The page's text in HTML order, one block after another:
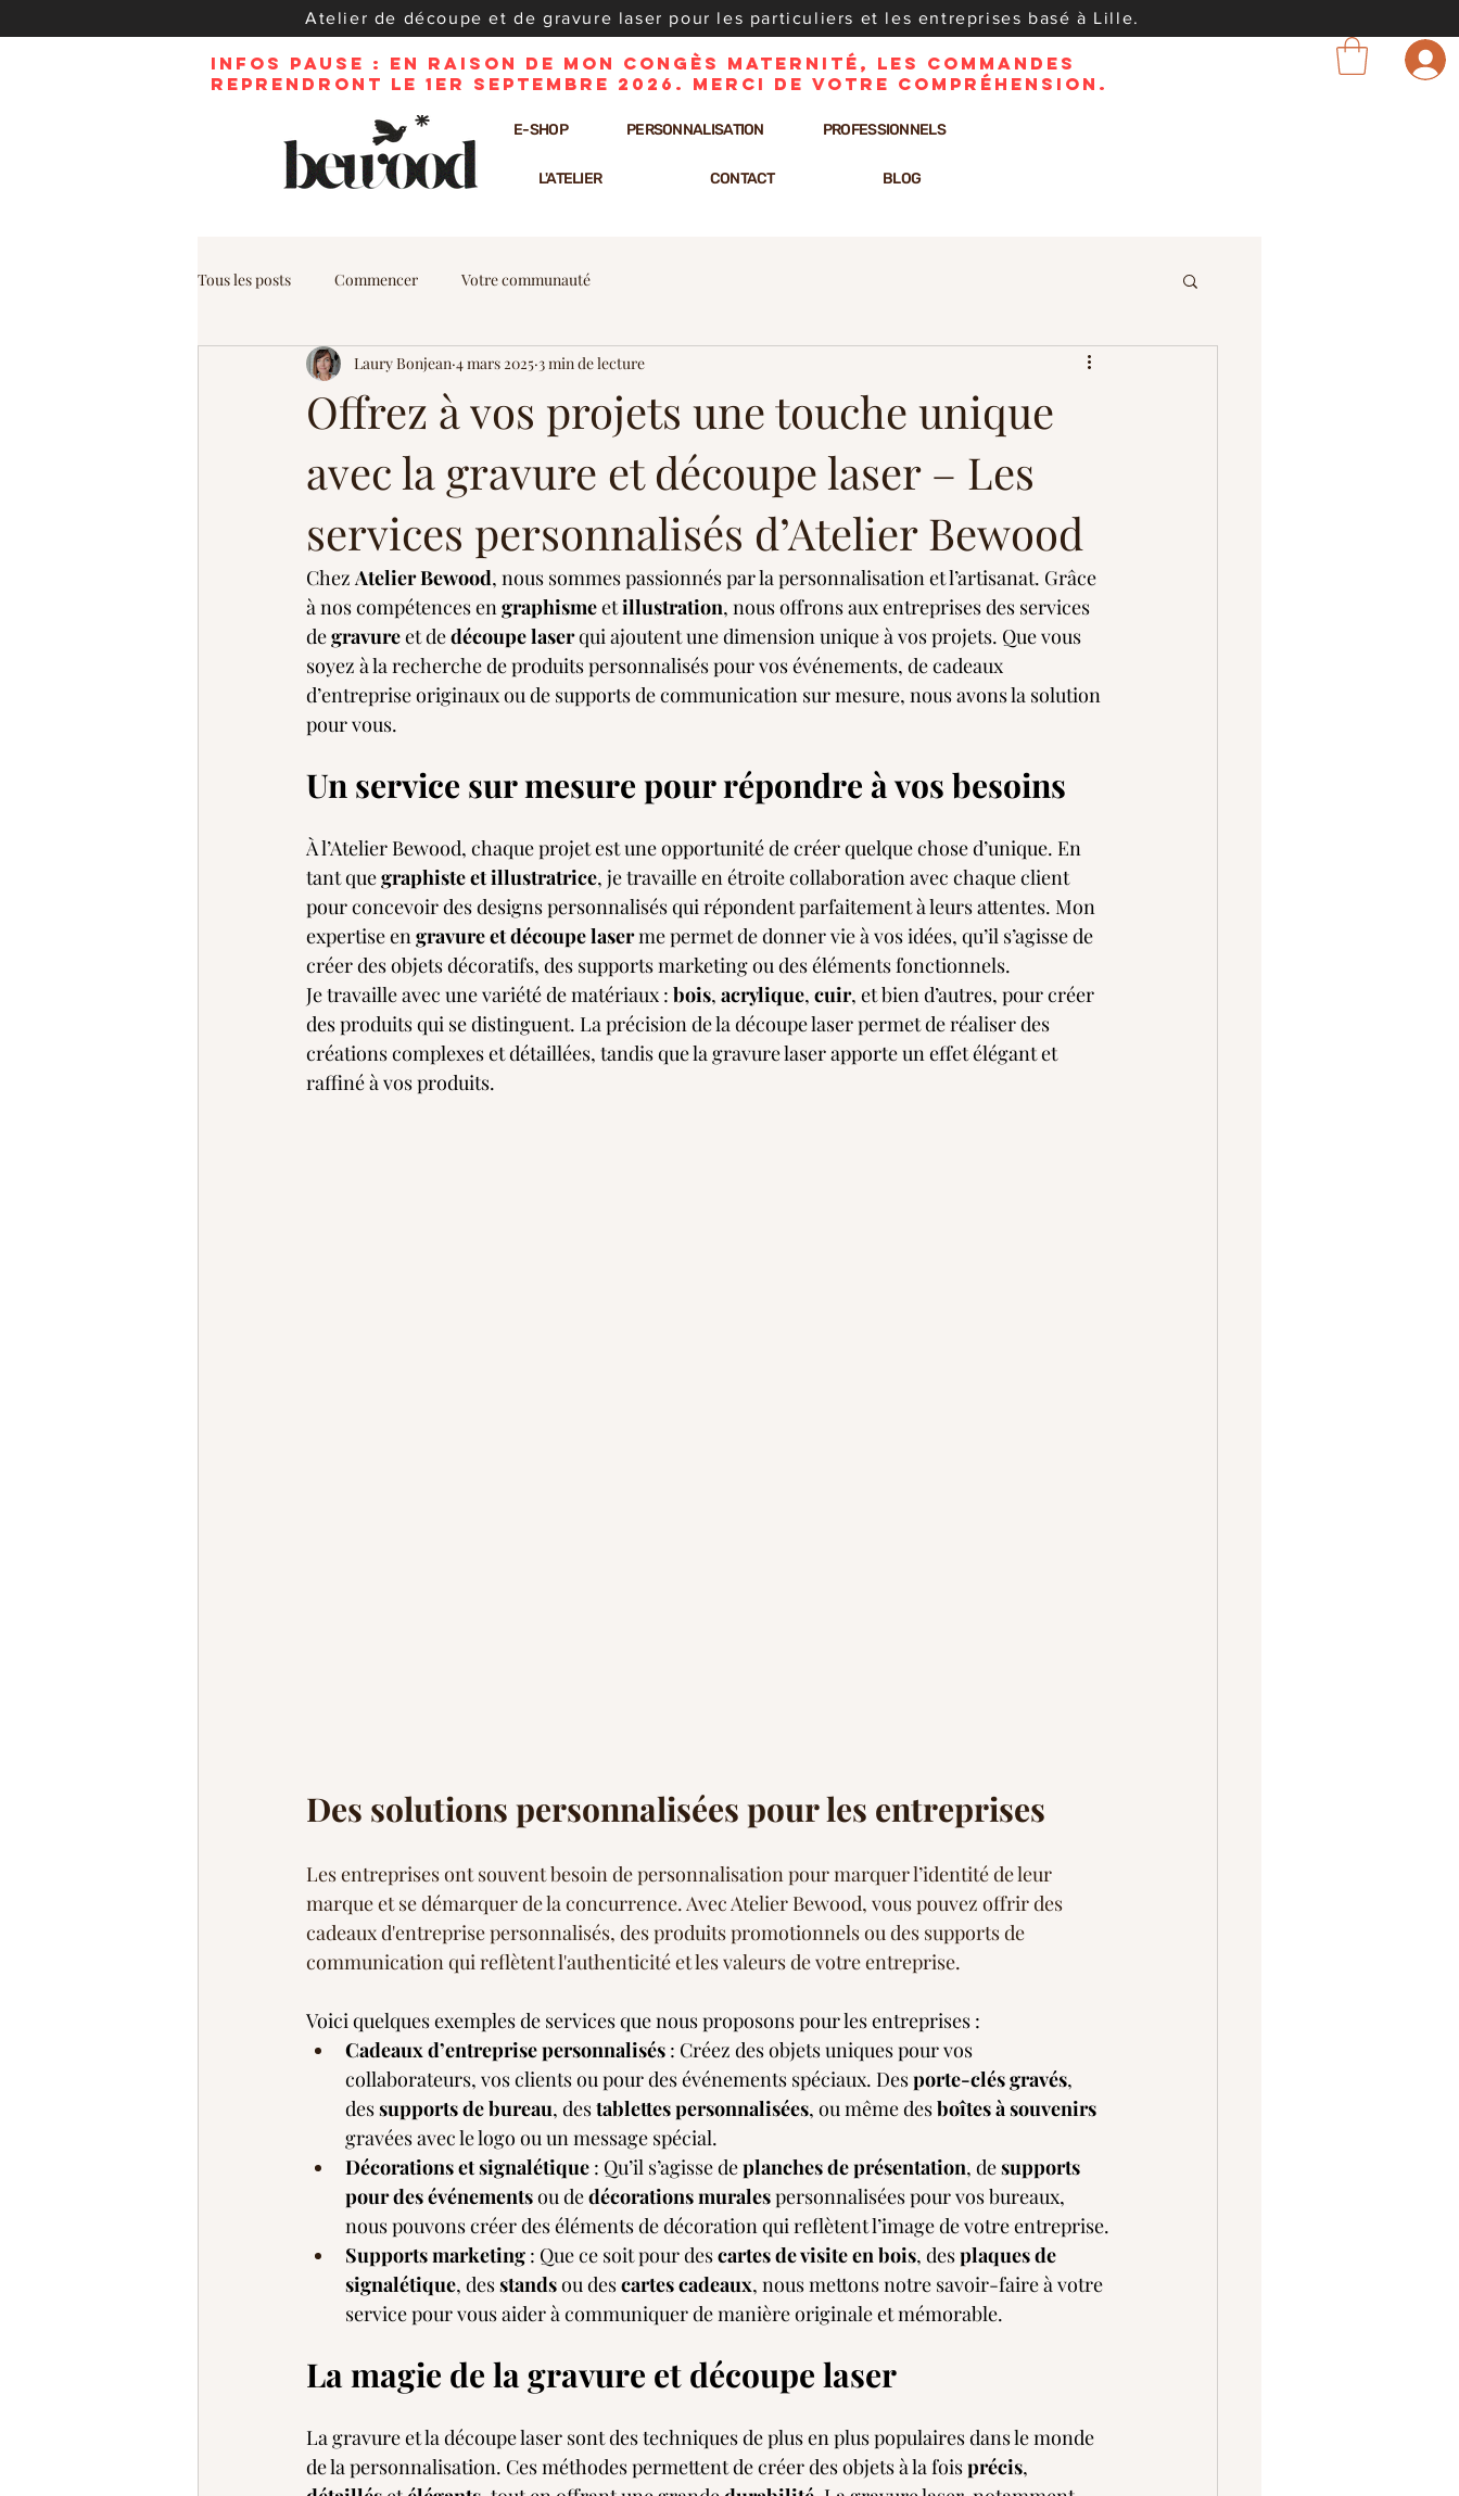
Atelier de découpe et de gravure laser pour les particuliers et les entreprises basé à Lille.
INFOS PAUSE : En raison de mon congès maternité, les commandes
reprendront le 1er septembre 2026. Merci de votre compréhension.
E-SHOP PERSONNALISATION PROFESSIONNELS
L'ATELIER CONTACT BLOG
Tous les posts Commencer Votre communauté
Offrez à vos projets une touche unique
avec la gravure et découpe laser – Les
services personnalisés d’Atelier Bewood
Laury Bonjean 4 mars 2025 3 min de lecture
Chez Atelier Bewood, nous sommes passionnés par la personnalisation et l’artisanat. Grâce
à nos compétences en graphisme et illustration, nous offrons aux entreprises des services
de gravure et de découpe laser qui ajoutent une dimension unique à vos projets. Que vous
soyez à la recherche de produits personnalisés pour vos événements, de cadeaux
d’entreprise originaux ou de supports de communication sur mesure, nous avons la solution
pour vous.
Un service sur mesure pour répondre à vos besoins
À l’Atelier Bewood, chaque projet est une opportunité de créer quelque chose d’unique. En
tant que graphiste et illustratrice, je travaille en étroite collaboration avec chaque client
pour concevoir des designs personnalisés qui répondent parfaitement à leurs attentes. Mon
expertise en gravure et découpe laser me permet de donner vie à vos idées, qu’il s’agisse de
créer des objets décoratifs, des supports marketing ou des éléments fonctionnels.
Je travaille avec une variété de matériaux : bois, acrylique, cuir, et bien d’autres, pour créer
des produits qui se distinguent. La précision de la découpe laser permet de réaliser des
créations complexes et détaillées, tandis que la gravure laser apporte un effet élégant et
raffiné à vos produits.
Des solutions personnalisées pour les entreprises
Les entreprises ont souvent besoin de personnalisation pour marquer l’identité de leur
marque et se démarquer de la concurrence. Avec Atelier Bewood, vous pouvez offrir des
cadeaux d'entreprise personnalisés, des produits promotionnels ou des supports de
communication qui reflètent l'authenticité et les valeurs de votre entreprise.
Voici quelques exemples de services que nous proposons pour les entreprises :
Cadeaux d’entreprise personnalisés : Créez des objets uniques pour vos
collaborateurs, vos clients ou pour des événements spéciaux. Des porte-clés gravés,
des supports de bureau, des tablettes personnalisées, ou même des boîtes à souvenirs
gravées avec le logo ou un message spécial.
Décorations et signalétique : Qu’il s’agisse de planches de présentation, de supports
pour des événements ou de décorations murales personnalisées pour vos bureaux,
nous pouvons créer des éléments de décoration qui reflètent l’image de votre entreprise.
Supports marketing : Que ce soit pour des cartes de visite en bois, des plaques de
signalétique, des stands ou des cartes cadeaux, nous mettons notre savoir-faire à votre
service pour vous aider à communiquer de manière originale et mémorable.
La magie de la gravure et découpe laser
La gravure et la découpe laser sont des techniques de plus en plus populaires dans le monde
de la personnalisation. Ces méthodes permettent de créer des objets à la fois précis,